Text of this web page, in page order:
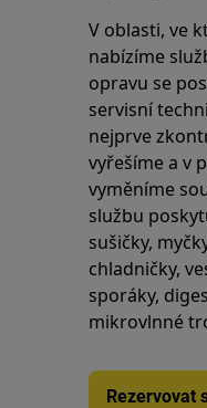
V oblasti, ve
nabízíme
opravu se
servisní
nejprve
vyřešíme a v
vyměníme
službu
sušičky,
chladničky,
sporáky,
mikrovlnné
Rezervovat